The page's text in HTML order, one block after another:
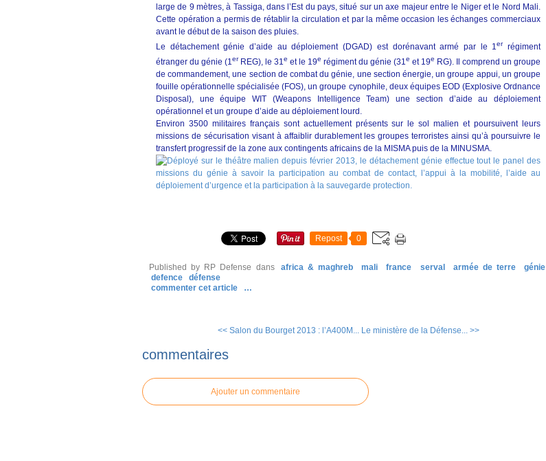
large de 9 mètres, à Tassiga, dans l’Est du pays, situé sur un axe majeur entre le Niger et le Nord Mali.
Cette opération a permis de rétablir la circulation et par la même occasion les échanges commerciaux
avant le début de la saison des pluies.
Le détachement génie d’aide au déploiement (DGAD) est dorénavant armé par le 1er
régiment
étranger du génie (1er REG), le 31e et le 19e régiment du génie (31e et 19e RG). Il comprend un groupe
de commandement, une section de combat du génie, une section énergie, un groupe appui, un groupe
fouille opérationnelle spécialisée (FOS), un groupe cynophile, deux équipes EOD (Explosive Ordnance
Disposal), une équipe WIT (Weapons Intelligence Team) une section d’aide au déploiement
opérationnel et un groupe d’aide au déploiement lourd.
Environ 3500 militaires français sont actuellement présents sur le sol malien et poursuivent leurs
missions de sécurisation visant à affaiblir durablement les groupes terroristes ainsi qu’à poursuivre le
transfert progressif de la zone aux contingents africains de la MISMA puis de la MINUSMA.
Repost 0
Published by RP Defense dans africa & maghreb mali france serval armée de terre
génie
defence
défense
commenter cet article
…
<< Salon du Bourget 2013 : l’A400M... Le ministère de la Défense... >>
commentaires
Ajouter un commentaire